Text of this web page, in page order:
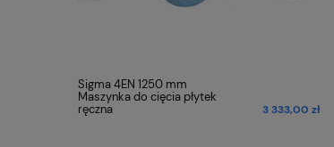
Sigma 4EN 1250 mm
Maszynka do cięcia płytek
ręczna
3 333,00 zł